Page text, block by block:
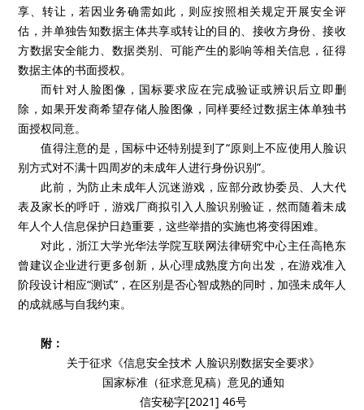
享、转让，若因业务确需如此，则应按照相关规定开展安全评
估，并单独告知数据主体共享或转让的目的、接收方身份、接收
方数据安全能力、数据类别、可能产生的影响等相关信息，征得
数据主体的书面授权。
而针对人脸图像，国标要求应在完成验证或辨识后立即删
除，如果开发商希望存储人脸图像，同样要经过数据主体单独书
面授权同意。
值得注意的是，国标中还特别提到了“原则上不应使用人脸识
别方式对不满十四周岁的未成年人进行身份识别”。
此前，为防止未成年人沉迷游戏，应部分政协委员、人大代
表及家长的呼吁，游戏厂商拟引入人脸识别验证，然而随着未成
年人个人信息保护日趋重要，这些举措的实施也将变得困难。
对此，浙江大学光华法学院互联网法律研究中心主任高艳东
曾建议企业进行更多创新，从心理成熟度方向出发，在游戏准入
阶段设计相应“测试”，在区别是否心智成熟的同时，加强未成年人
的成就感与自我约束。
附：
关于征求《信息安全技术 人脸识别数据安全要求》
国家标准（征求意见稿）意见的通知
信安秘字[2021] 46号